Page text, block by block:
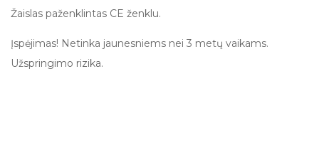
Žaislas paženklintas CE ženklu.
Įspėjimas! Netinka jaunesniems nei 3 metų vaikams.
Užspringimo rizika.